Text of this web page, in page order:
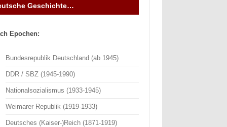
Geschichte…
Epochen:
Bundesrepublik Deutschland (ab 1945)
DDR / SBZ (1945-1990)
Nationalsozialismus (1933-1945)
Weimarer Republik (1919-1933)
Deutsches (Kaiser-)Reich (1871-1919)